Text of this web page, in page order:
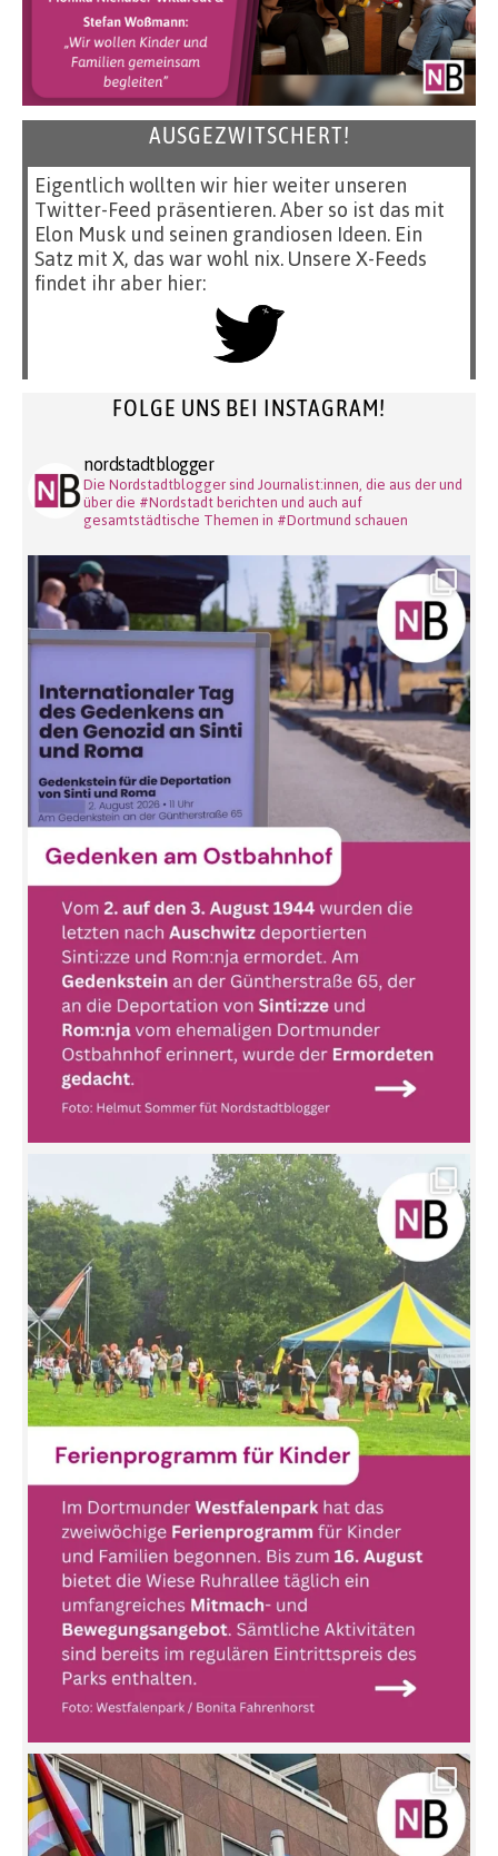
AUSGEZWITSCHERT!
Eigentlich wollten wir hier weiter unseren
Twitter-Feed präsentieren. Aber so ist das mit
Elon Musk und seinen grandiosen Ideen. Ein
Satz mit X, das war wohl nix. Unsere X-Feeds
findet ihr aber hier:
FOLGE UNS BEI INSTAGRAM!
nordstadtblogger
Die Nordstadtblogger sind Journalist:innen, die aus der und
über die #Nordstadt berichten und auch auf
gesamtstädtische Themen in #Dortmund schauen